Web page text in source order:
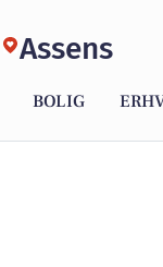
Assens
BOLIG